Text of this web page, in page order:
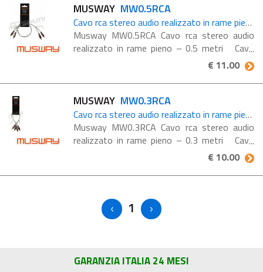
MUSWAY MW0.5RCA
Cavo rca stereo audio realizzato in rame pieno – 0.5 metri
Musway MW0.5RCA Cavo rca stereo audio
realizzato in rame pieno – 0.5 metri Cavo
RCA stereo per auto, lunghezza 0.5 metri, in
rame massiccio altamente conduttivo (99,9%
OFC)
€ 11.00
MUSWAY MW0.3RCA
Cavo rca stereo audio realizzato in rame pieno – 0.3 metri
Musway MW0.3RCA Cavo rca stereo audio
realizzato in rame pieno – 0.3 metri Cavo
RCA stereo per auto, lunghezza 0.3 metri, in
rame massiccio altamente conduttivo (99,9%
OFC)
€ 10.00
1
GARANZIA ITALIA 24 MESI